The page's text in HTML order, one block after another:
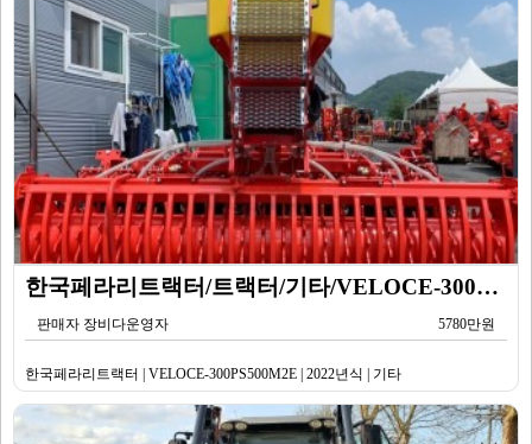
한국페라리트랙터/트랙터/기타/VELOCE-300PS500M2E/2022년식
판매자 장비다운영자 5780만원
한국페라리트랙터 | VELOCE-300PS500M2E | 2022년식 | 기타